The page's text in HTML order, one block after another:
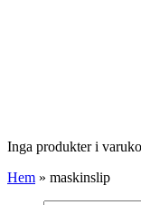
Inga produkter i
Hem » maskinslip